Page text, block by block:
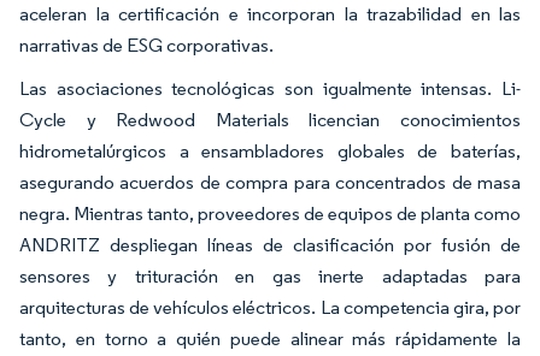
aceleran la certificación e incorporan la trazabilidad en las
narrativas de ESG corporativas.
Las asociaciones tecnológicas son igualmente intensas. Li-
Cycle y Redwood Materials licencian conocimientos
hidrometalúrgicos a ensambladores globales de baterías,
asegurando acuerdos de compra para concentrados de masa
negra. Mientras tanto, proveedores de equipos de planta como
ANDRITZ despliegan líneas de clasificación por fusión de
sensores y trituración en gas inerte adaptadas para
arquitecturas de vehículos eléctricos. La competencia gira, por
tanto, en torno a quién puede alinear más rápidamente la